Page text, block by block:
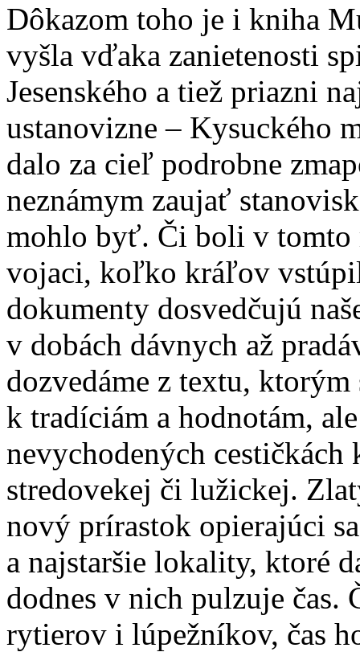
Dôkazom toho je i kniha
vyšla vďaka zanietenosti
Jesenského a tiež priazni
ustanovizne – Kysuckého
dalo za cieľ podrobne
neznámym zaujať
mohlo byť. Či boli v tomto
vojaci, koľko kráľov
dokumenty dosvedčujú
v dobách dávnych až
dozvedáme z textu,
k tradíciám a hodnotám,
nevychodených
stredovekej či lužickej.
nový prírastok opierajúci
a najstaršie lokality, ktoré
dodnes v nich pulzuje čas.
rytierov i lúpežníkov, čas